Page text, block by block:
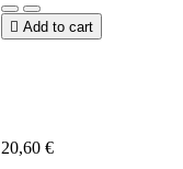
 Add to cart
20,60 €